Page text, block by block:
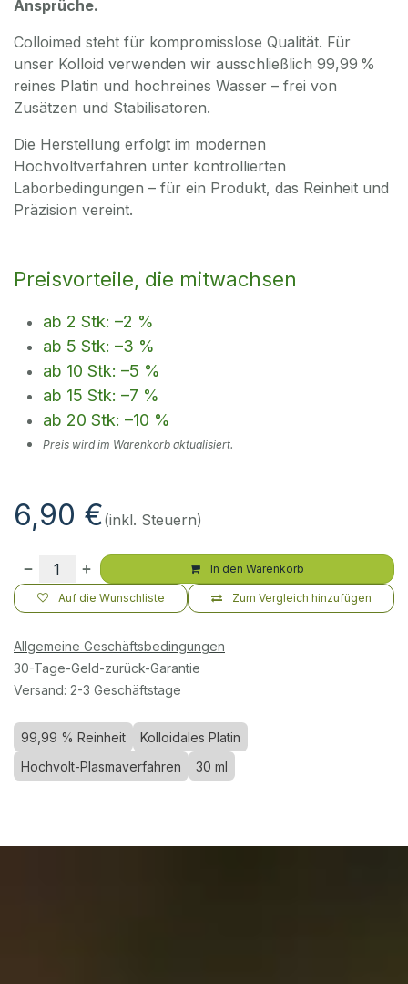
Ansprüche.
Colloimed steht für kompromisslose Qualität. Für
unser Kolloid verwenden wir ausschließlich 99,99 %
reines Platin und hochreines Wasser – frei von
Zusätzen und Stabilisatoren.
Die Herstellung erfolgt im modernen
Hochvoltverfahren unter kontrollierten
Laborbedingungen – für ein Produkt, das Reinheit und
Präzision vereint.
Preisvorteile, die mitwachsen
ab 2 Stk: –2 %
ab 5 Stk: –3 %
ab 10 Stk: –5 %
ab 15 Stk: –7 %
ab 20 Stk: –10 %
Preis wird im Warenkorb aktualisiert.
6,90 €(inkl. Steuern)
In den Warenkorb
Zum Vergleich hinzufügen
Auf die Wunschliste
Allgemeine Geschäftsbedingungen
30-Tage-Geld-zurück-Garantie
Versand: 2-3 Geschäftstage
99,99 % Reinheit
Kolloidales Platin
Hochvolt-Plasmaverfahren
30 ml